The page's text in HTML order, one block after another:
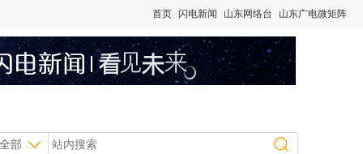
首页 闪电新闻 山东网络台 山东广电微矩阵
部